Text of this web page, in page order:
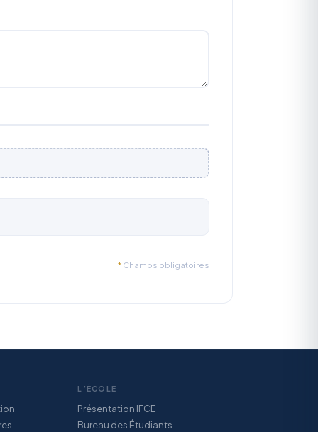
* Champs obligatoires
L’ÉCOLE
Présentation IFCE
Bureau des Étudiants